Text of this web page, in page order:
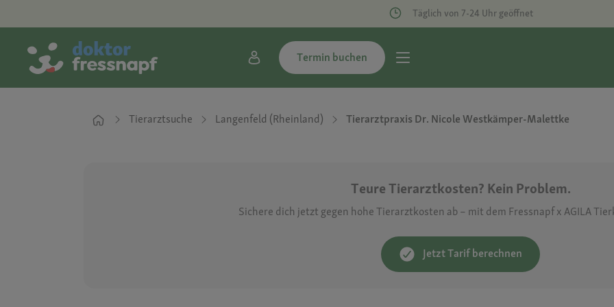
Täglich von 7-24 Uhr geöffnet
Termin buchen
Tierarztsuche Langenfeld (Rheinland) Tierarztpraxis Dr. Nicole Westkämper-Malettke
Teure Tierarztkosten? Kein Problem.
Sichere dich jetzt gegen hohe Tierarztkosten ab – mit dem Fressnapf x AGILA
Jetzt Tarif berechnen